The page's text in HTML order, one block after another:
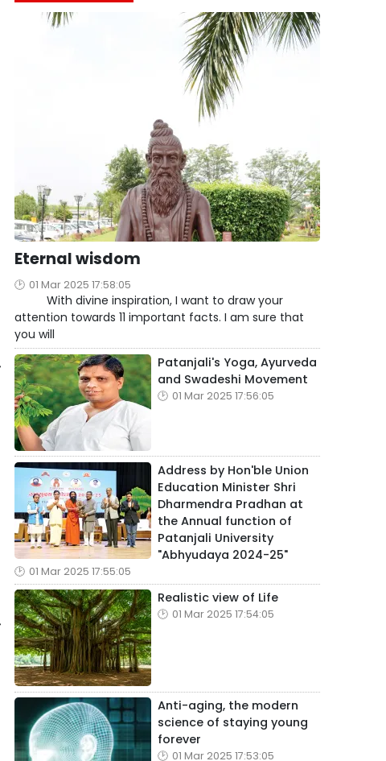
Eternal wisdom
01 Mar 2025 17:58:05
With divine inspiration, I want to draw your
attention towards 11 important facts. I am sure that
you will
Patanjali's Yoga, Ayurveda
and Swadeshi Movement
01 Mar 2025 17:56:05
Address by Hon'ble Union
Education Minister Shri
Dharmendra Pradhan at
the Annual function of
Patanjali University
"Abhyudaya 2024-25"
01 Mar 2025 17:55:05
Realistic view of Life
01 Mar 2025 17:54:05
Anti-aging, the modern
science of staying young
forever
01 Mar 2025 17:53:05